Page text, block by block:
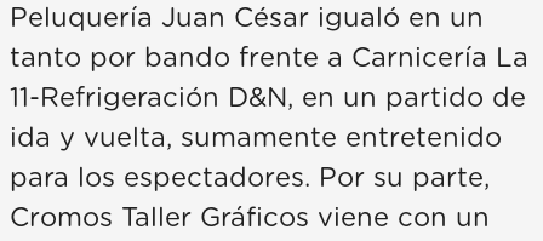
Peluquería Juan César igualó en un
tanto por bando frente a Carnicería La
11-Refrigeración D&N, en un partido de
ida y vuelta, sumamente entretenido
para los espectadores. Por su parte,
Cromos Taller Gráficos viene con un